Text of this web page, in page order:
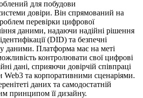
для побудови
довіри. Він спрямований на
перевірки цифрової
даними, надаючи надійні рішення
(DID) та безпечні
даними. Платформа має на меті
контролювати свої цифрові
дані, сприяючи довірчій співпраці
Web3 та корпоративними сценаріями.
даних та самодостатній
принципом її дизайну.